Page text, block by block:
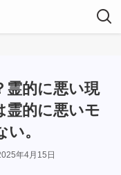
霊的に悪い現
霊的に悪いモ
。
年4月15日